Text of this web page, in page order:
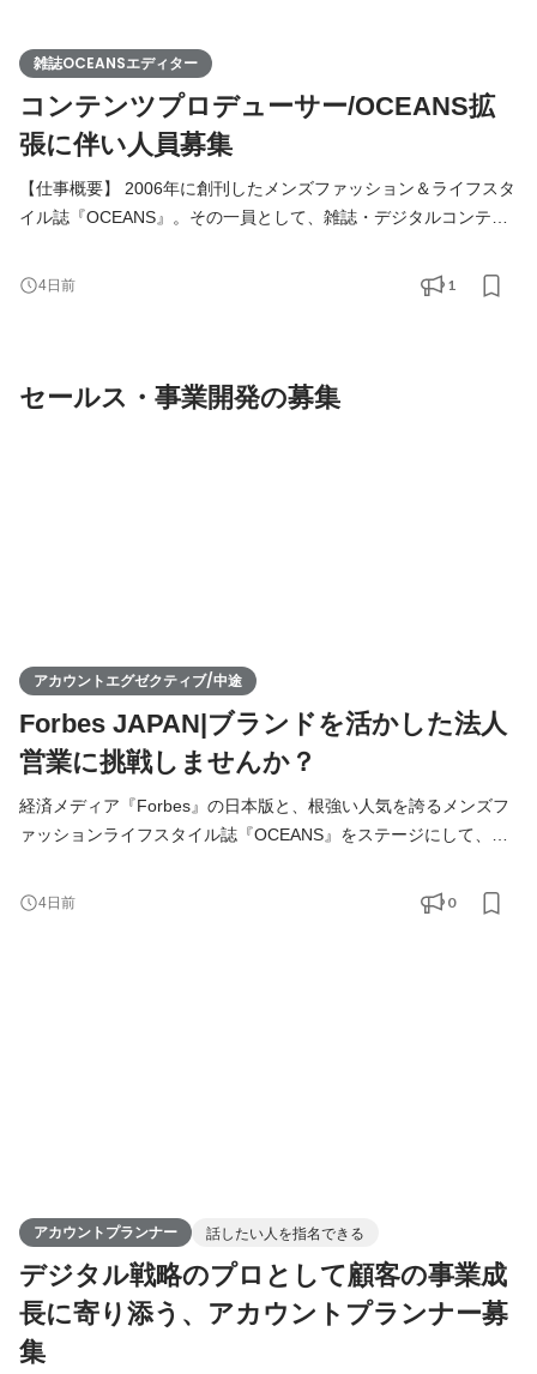
雑誌OCEANSエディター
コンテンツプロデューサー/OCEANS拡
張に伴い人員募集
【仕事概要】 2006年に創刊したメンズファッション＆ライフスタ
イル誌『OCEANS』。その一員として、雑誌・デジタルコンテン
「プロジェクトを生める編集者」です。 コンテンツだけでなく、
新しいトレンドや市場を創ることが今の編集者の必須スキルだと
4日前 1
セールス・事業開発の募集
アカウントエグゼクティブ/中途
Forbes JAPAN|ブランドを活かした法人
営業に挑戦しませんか？
経済メディア『Forbes』の日本版と、根強い人気を誇るメンズフ
ァッションライフスタイル誌『OCEANS』をステージにして、本
る環境ですので、年齢問わずキャリアアップが目指せます。 自社
ブランド力を活かしながら、メディアの枠に捉われないビジネス
4日前 0
アカウントプランナー 話したい人を指名できる
デジタル戦略のプロとして顧客の事業成
長に寄り添う、アカウントプランナー募
集